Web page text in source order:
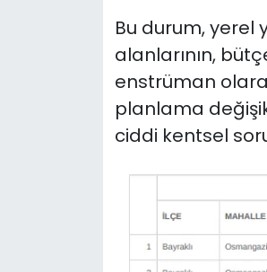
Bu durum, yerel
alanlarının,
enstrüman
planlama
ciddi kentsel